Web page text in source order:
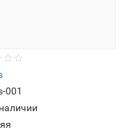
001